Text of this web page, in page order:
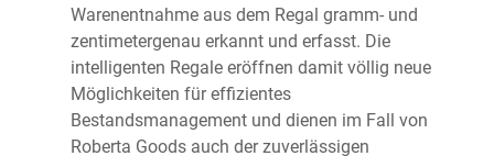
Warenentnahme aus dem Regal gramm- und
zentimetergenau erkannt und erfasst. Die
intelligenten Regale eröffnen damit völlig neue
Möglichkeiten für effizientes
Bestandsmanagement und dienen im Fall von
Roberta Goods auch der zuverlässigen